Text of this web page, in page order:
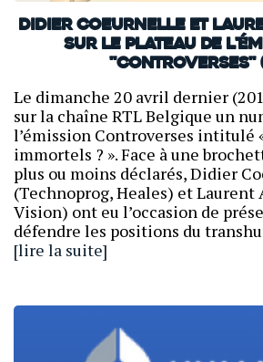
Didier Coeurnelle et
sur le plateau de
"Controverses"
Le dimanche 20 avril dernier
sur la chaîne RTL Belgique un
l’émission Controverses intitulé
immortels ? ». Face à une
plus ou moins déclarés, Didier
(Technoprog, Heales) et Laurent
Vision) ont eu l’occasion de
défendre les positions du
[lire la suite]